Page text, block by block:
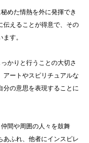
めた情熱を外に発揮でき
伝えることが得意で、その
す。
かりと行うことの大切さ
アートやスピリチュアルな
分の意思を表現することに
間や周囲の人々を鼓舞
あふれ、他者にインスピレ